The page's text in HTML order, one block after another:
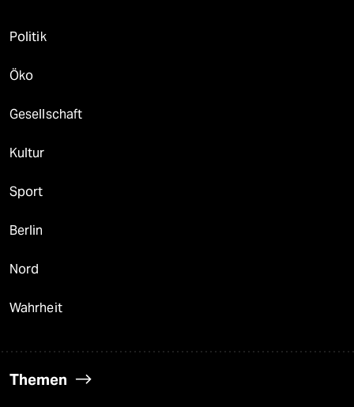
Politik
Öko
Gesellschaft
Kultur
Sport
Berlin
Nord
Wahrheit
Themen